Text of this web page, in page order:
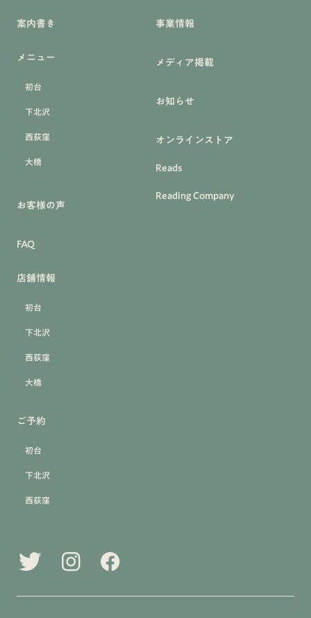
案内書き
メニュー
初台
下北沢
西荻窪
大橋
お客様の声
FAQ
店舗情報
初台
下北沢
西荻窪
大橋
ご予約
初台
下北沢
西荻窪
事業情報
メディア掲載
お知らせ
オンラインストア
Reads
Reading Company